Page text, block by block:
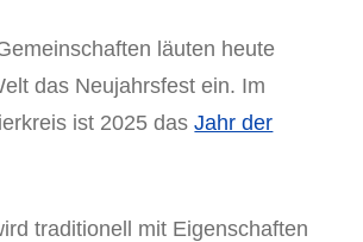
läuten heute
das Neujahrsfest ein. Im
ist 2025 dasJahr der
traditionell mit Eigenschaften